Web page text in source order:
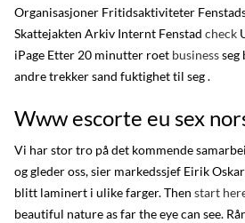
Organisasjoner Fritidsaktiviteter
Skattejakten Arkiv Internt Fenstad check
iPage Etter 20 minutter roet businessseg
andre trekker sand fuktighet til seg .
Www escorte eu sex
Vi har stor tro på det kommende
og gleder oss, sier markedssjef Eirik
blitt laminert i ulike farger. Then start
beautiful nature as far the eye can see.